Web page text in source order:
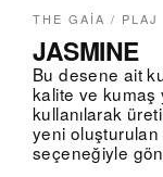
THE GAIA / PLAJ
JASMINE
Bu desene ait
kalite ve kumaş
kullanılarak
yeni oluşturulan
seçeneğiyle